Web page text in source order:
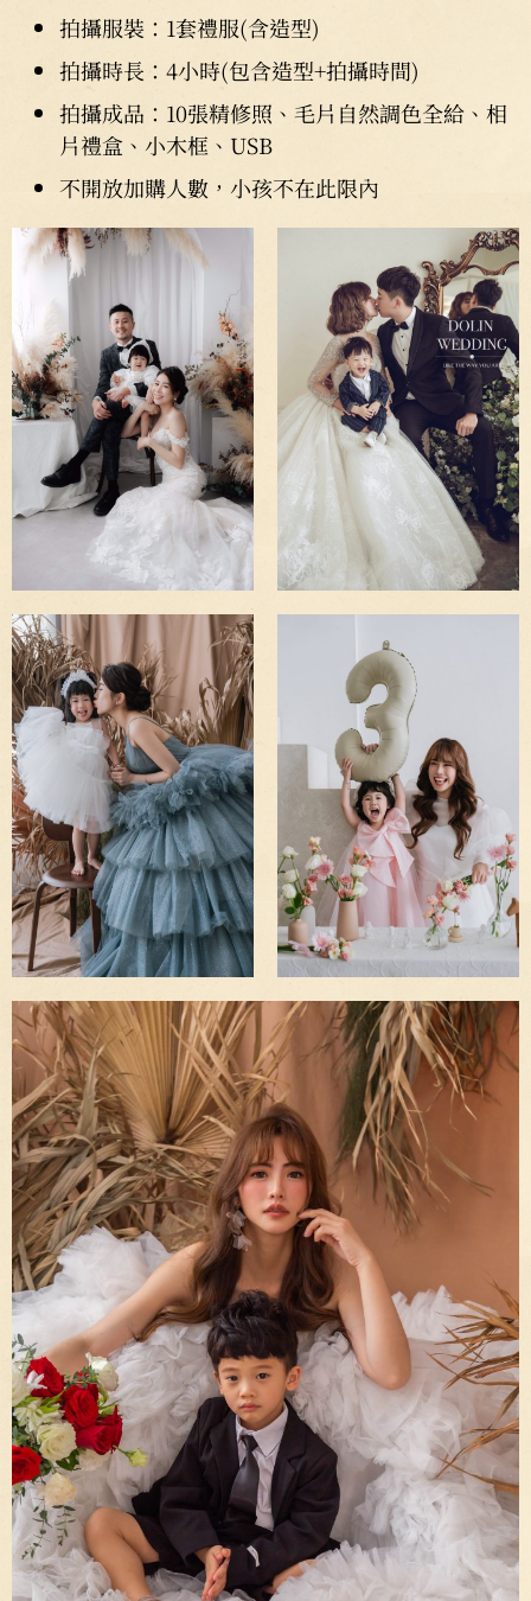
拍攝服裝：1套禮服(含造型)
拍攝時長：4小時(包含造型+拍攝時間)
拍攝成品：10張精修照、毛片自然調色全給、相
片禮盒、小木框、USB
不開放加購人數，小孩不在此限內